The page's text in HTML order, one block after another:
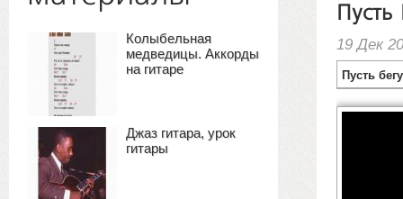
Колыбельная
медведицы. Аккорды
на гитаре
Джаз гитара, урок
гитары
Пусть
19 Дек
Пусть